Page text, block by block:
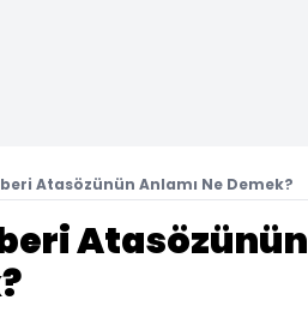
Atasözünün Anlamı Ne Demek?
Atasözünün